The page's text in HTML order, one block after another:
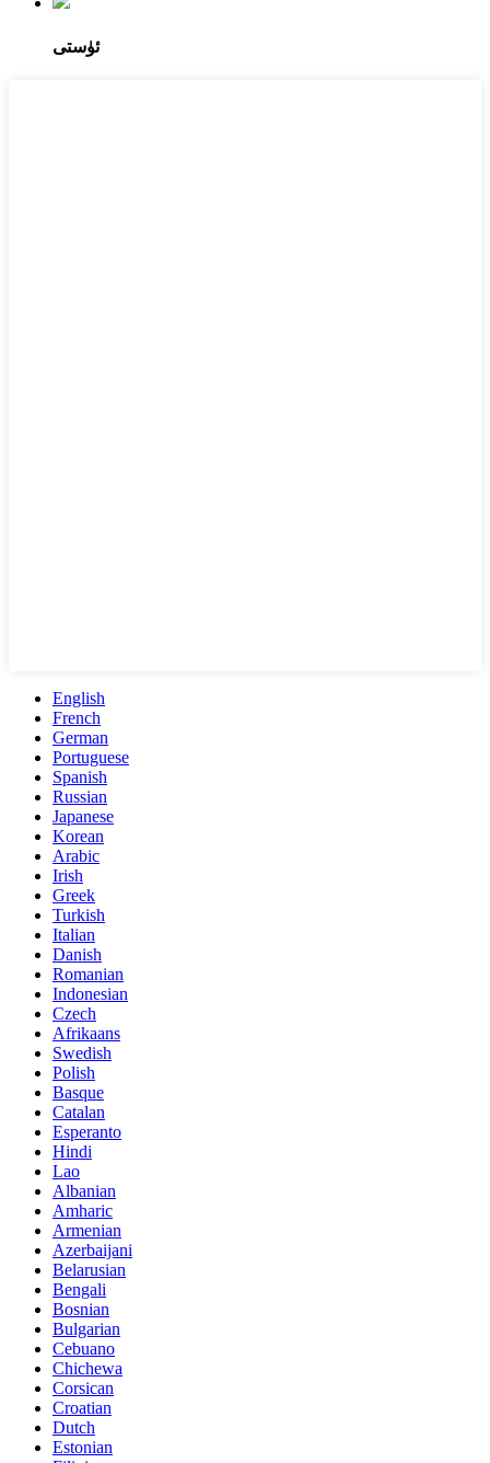
ئۈستى
English
French
German
Portuguese
Spanish
Russian
Japanese
Korean
Arabic
Irish
Greek
Turkish
Italian
Danish
Romanian
Indonesian
Czech
Afrikaans
Swedish
Polish
Basque
Catalan
Esperanto
Hindi
Lao
Albanian
Amharic
Armenian
Azerbaijani
Belarusian
Bengali
Bosnian
Bulgarian
Cebuano
Chichewa
Corsican
Croatian
Dutch
Estonian